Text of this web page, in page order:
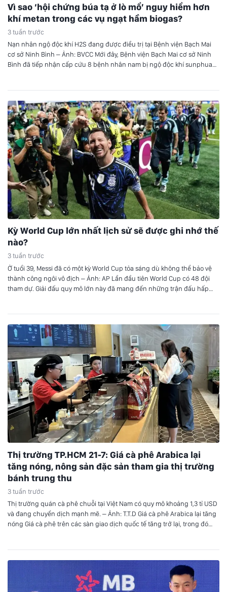
Vì sao ‘hội chứng búa tạ ở lò mổ’ nguy hiểm hơn
khí metan trong các vụ ngạt hầm biogas?
3 tuần trước
Nạn nhân ngộ độc khí H2S đang được điều trị tại Bệnh viện Bạch Mai
cơ sở Ninh Bình – Ảnh: BVCC Mới đây, Bệnh viện Bạch Mai cơ sở Ninh
Bình đã tiếp nhận cấp cứu 8 bệnh nhân nam bị ngộ độc khí sunphua
Kỳ World Cup lớn nhất lịch sử sẽ được ghi nhớ thế
nào?
3 tuần trước
Ở tuổi 39, Messi đã có một kỳ World Cup tỏa sáng dù không thể bảo vệ
thành công ngôi vô địch – Ảnh: AP Lần đầu tiên World Cup có 48 đội
tham dự. Giải đấu quy mô lớn này đã mang đến những trận đấu hấp
Thị trường TP.HCM 21-7: Giá cà phê Arabica lại
tăng nóng, nông sản đặc sản tham gia thị trường
bánh trung thu
3 tuần trước
Thị trường quán cà phê chuỗi tại Việt Nam có quy mô khoảng 1,3 tỉ USD
và đang chuyển dịch mạnh mẽ. – Ảnh: T.T.D Giá cà phê Arabica lại tăng
nóng Giá cà phê trên các sàn giao dịch quốc tế tăng trở lại, trong đó